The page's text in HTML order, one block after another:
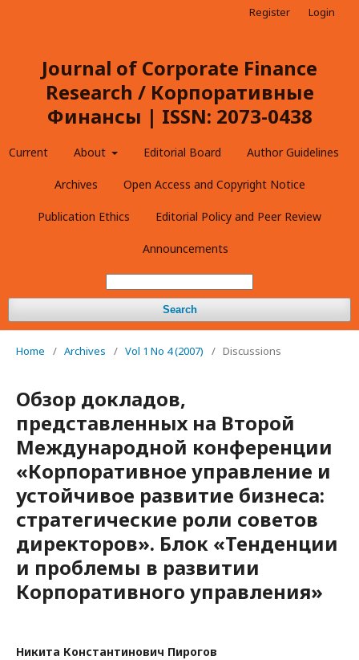
Journal of Corporate Finance
Research / Корпоративные
Финансы | ISSN: 2073-0438
Current About Editorial Board Author Guidelines
Archives Open Access and Copyright Notice
Publication Ethics Editorial Policy and Peer Review
Announcements
Search
Register Login
Home / Archives / Vol 1 No 4 (2007) / Discussions
Обзор докладов,
представленных на Второй
Международной конференции
«Корпоративное управление и
устойчивое развитие бизнеса:
стратегические роли советов
директоров». Блок «Тенденции
и проблемы в развитии
Корпоративного управления»
Никита Константинович Пирогов